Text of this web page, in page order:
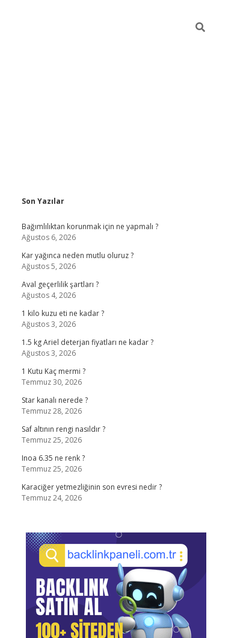
Sidebar
Son Yazılar
Bağımlılıktan korunmak için ne yapmalı ?
Ağustos 6, 2026
Kar yağınca neden mutlu oluruz ?
Ağustos 5, 2026
Aval geçerlilik şartları ?
Ağustos 4, 2026
1 kilo kuzu eti ne kadar ?
Ağustos 3, 2026
1.5 kg Ariel deterjan fiyatları ne kadar ?
Ağustos 3, 2026
1 Kutu Kaç mermi ?
Temmuz 30, 2026
Star kanalı nerede ?
Temmuz 28, 2026
Saf altının rengi nasıldır ?
Temmuz 25, 2026
Inoa 6.35 ne renk ?
Temmuz 25, 2026
Karaciğer yetmezliğinin son evresi nedir ?
Temmuz 24, 2026